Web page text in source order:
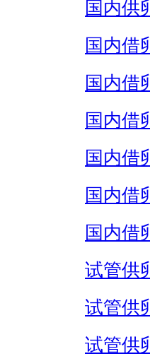
国内供
国内借
国内借
国内借
国内借
国内借
国内借
试管供
试管供
试管供